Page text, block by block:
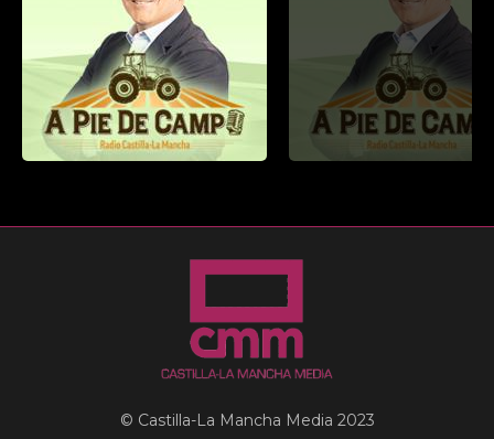
© Castilla-La Mancha Media 2023